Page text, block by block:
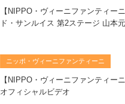
【NIPPO・ヴィーニファンティー
ド・サンルイス 第2ステージ 山本
ニッポ・ヴィーニファンティーニ
【NIPPO・ヴィーニファンティー
オフィシャルビデオ